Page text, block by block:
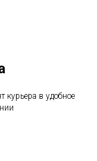
курьера в удобное